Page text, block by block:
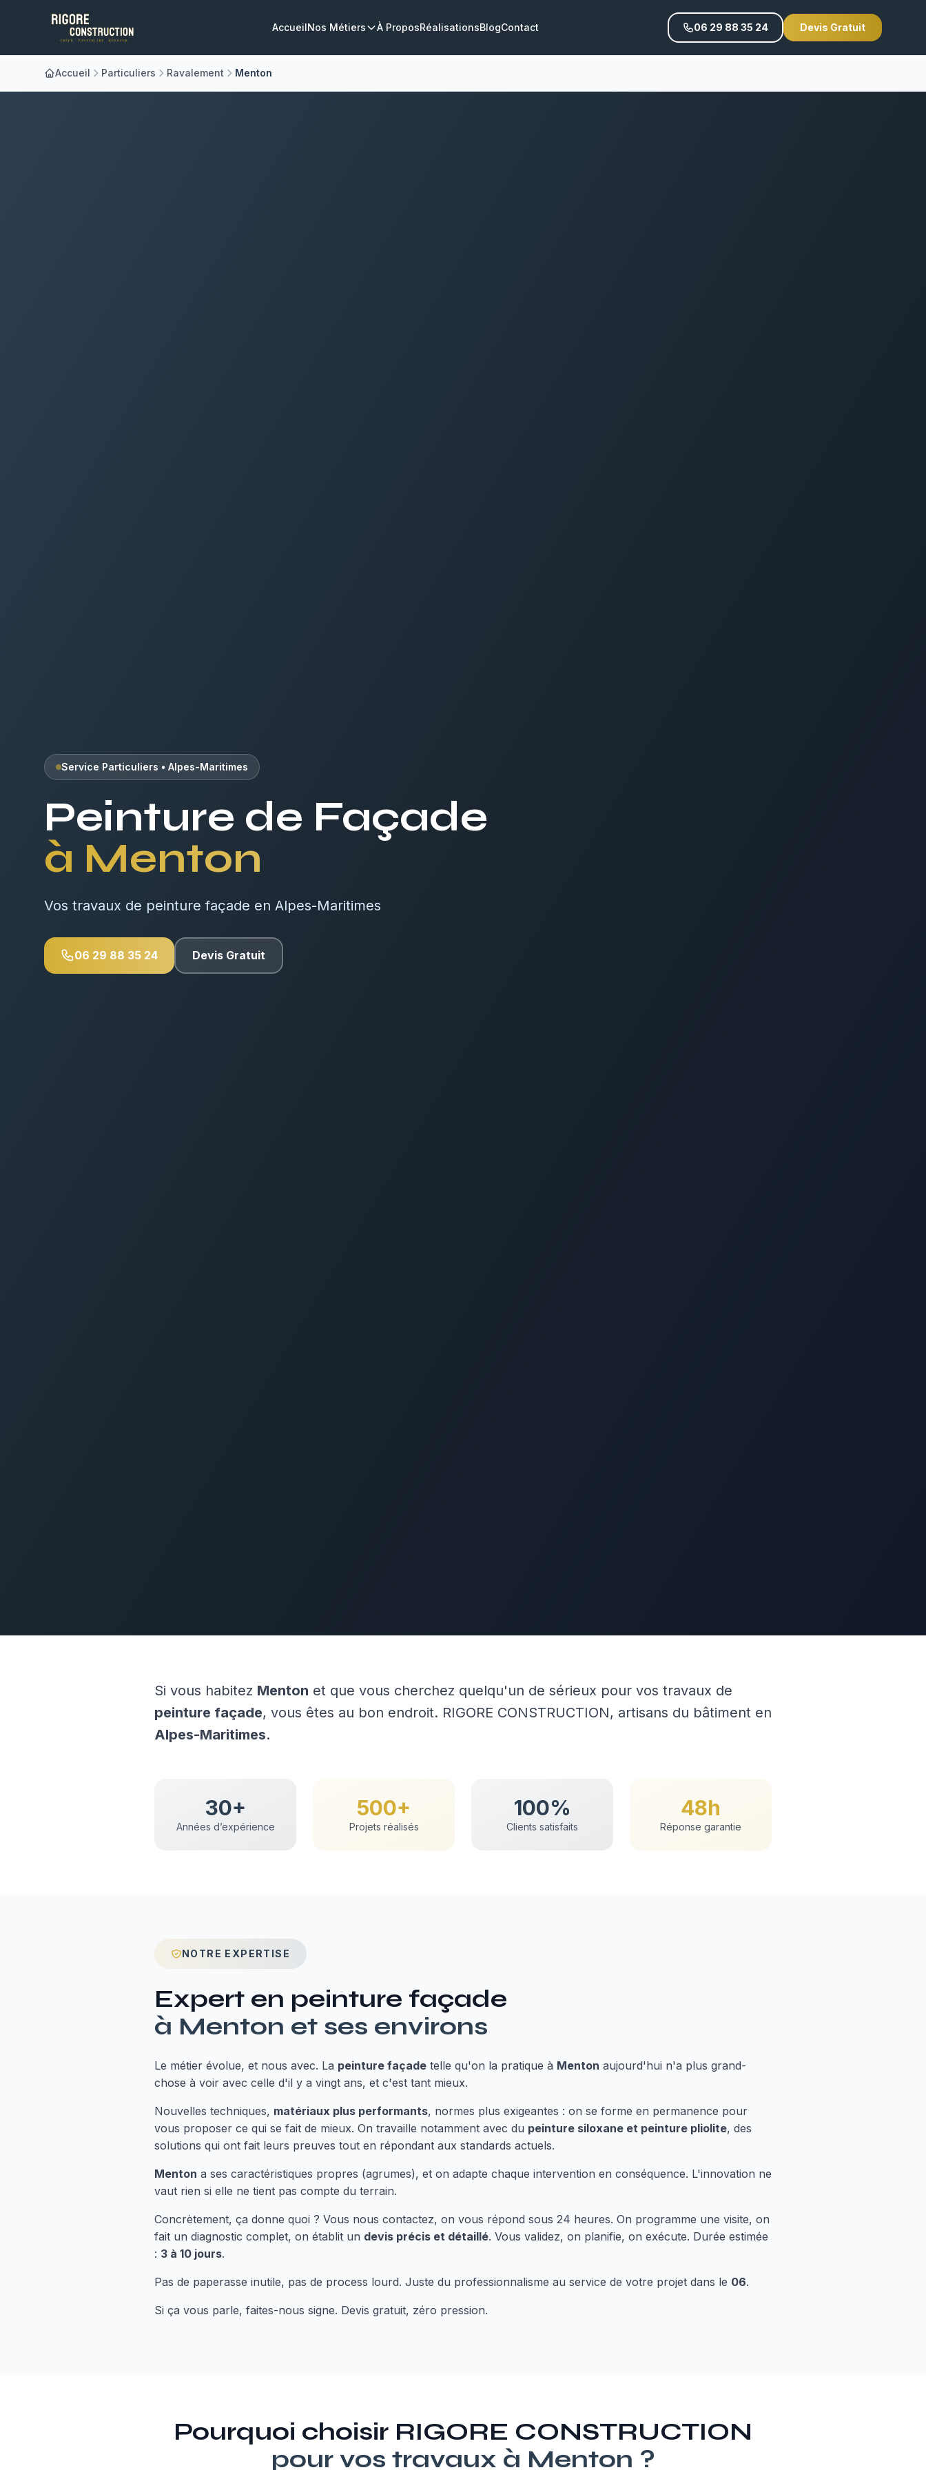
AccueilNos Métiers À ProposRéalisationsBlogContact 06 29 88 35 24 Devis Gratuit
Accueil Particuliers Ravalement Menton
Service Particuliers • Alpes-Maritimes
Peinture de Façade
à Menton
Vos travaux de peinture façade en Alpes-Maritimes
06 29 88 35 24 Devis Gratuit
Si vous habitez Menton et que vous cherchez quelqu'un de sérieux pour vos travaux de
peinture façade, vous êtes au bon endroit. RIGORE CONSTRUCTION, artisans du bâtiment en
Alpes-Maritimes.
30+
Années d’expérience
500+
Projets réalisés
100%
Clients satisfaits
48h
Réponse garantie
NOTRE EXPERTISE
Expert en peinture façade
à Menton et ses environs
Le métier évolue, et nous avec. La peinture façade telle qu'on la pratique à Menton aujourd'hui n'a plus grand-
chose à voir avec celle d'il y a vingt ans, et c'est tant mieux.
Nouvelles techniques, matériaux plus performants, normes plus exigeantes : on se forme en permanence pour
vous proposer ce qui se fait de mieux. On travaille notamment avec du peinture siloxane et peinture pliolite, des
solutions qui ont fait leurs preuves tout en répondant aux standards actuels.
Menton a ses caractéristiques propres (agrumes), et on adapte chaque intervention en conséquence. L'innovation ne
vaut rien si elle ne tient pas compte du terrain.
Concrètement, ça donne quoi ? Vous nous contactez, on vous répond sous 24 heures. On programme une visite, on
fait un diagnostic complet, on établit un devis précis et détaillé. Vous validez, on planifie, on exécute. Durée estimée
: 3 à 10 jours.
Pas de paperasse inutile, pas de process lourd. Juste du professionnalisme au service de votre projet dans le 06.
Si ça vous parle, faites-nous signe. Devis gratuit, zéro pression.
Pourquoi choisir RIGORE CONSTRUCTION
pour vos travaux à Menton ?